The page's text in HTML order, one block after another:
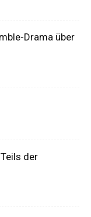
Drama über
der